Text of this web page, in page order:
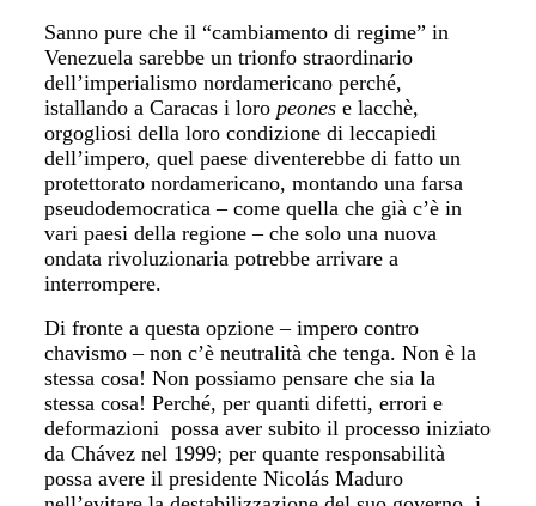
Sanno pure che il “cambiamento di regime” in
Venezuela sarebbe un trionfo straordinario
dell’imperialismo nordamericano perché,
istallando a Caracas i loro peones e lacchè,
orgogliosi della loro condizione di leccapiedi
dell’impero, quel paese diventerebbe di fatto un
protettorato nordamericano, montando una farsa
pseudodemocratica – come quella che già c’è in
vari paesi della regione – che solo una nuova
ondata rivoluzionaria potrebbe arrivare a
interrompere.
Di fronte a questa opzione – impero contro
chavismo – non c’è neutralità che tenga. Non è la
stessa cosa! Non possiamo pensare che sia la
stessa cosa! Perché, per quanti difetti, errori e
deformazioni possa aver subito il processo iniziato
da Chávez nel 1999; per quante responsabilità
possa avere il presidente Nicolás Maduro